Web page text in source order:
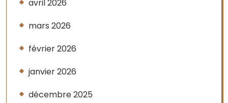
avril 2026
mars 2026
février 2026
janvier 2026
décembre 2025